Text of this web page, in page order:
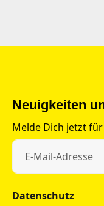
Neuigkeiten
Melde Dich jetzt
Datenschutz